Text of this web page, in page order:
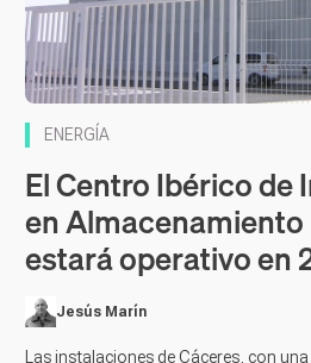
ENERGÍA
El Centro Ibérico de
en
estará operativo en
Jesús Marín
Las instalaciones de Cáceres, con